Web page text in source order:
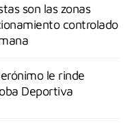
son las zonas
controlado
le rinde
Deportiva